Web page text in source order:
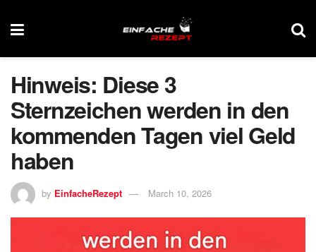
Hinweis: Diese 3
Sternzeichen werden in den
kommenden Tagen viel Geld
haben
by EinfacheRezept March 10, 2026